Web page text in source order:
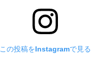
この投稿をInstagramで見る